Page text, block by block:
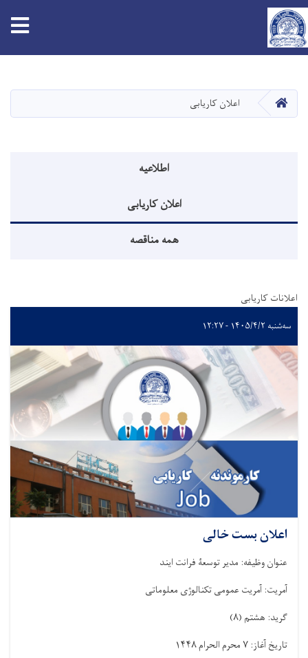
content
HOME اعلان کاریابی
اطلاعیه
اعلان کاریابی
همه مناقصه
اعلانات کاریابی
سه‌شنبه ۱۴۰۵/۴/۲ - ۱۲:۲۷
اعلان بست خالی
عنوان وظیفه: مدیر توسعۀ فرانت ایند
آمریت: آمریت عمومی تکنالوژی معلوماتی
گرید: هشتم (۸)
تاریخ آغاز: ۷محرم الحرام۱۴۴۸